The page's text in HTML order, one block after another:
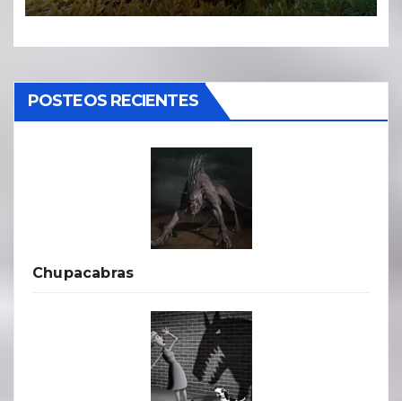
POSTEOS RECIENTES
Chupacabras